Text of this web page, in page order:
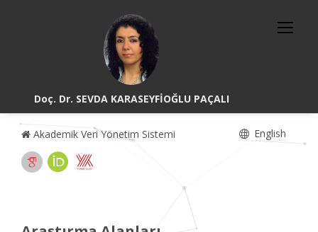
Doç. Dr. SEVDA KARASEYFİOĞLU PAÇALI
Akademik Veri Yönetim Sistemi English